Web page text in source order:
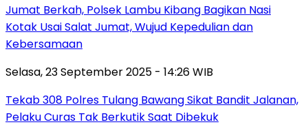
Jumat Berkah, Polsek Lambu Kibang Bagikan Nasi
Kotak Usai Salat Jumat, Wujud Kepedulian dan
Kebersamaan
Selasa, 23 September 2025 - 14:26 WIB
Tekab 308 Polres Tulang Bawang Sikat Bandit Jalanan,
Pelaku Curas Tak Berkutik Saat Dibekuk